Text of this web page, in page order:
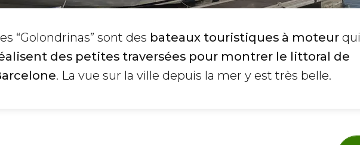
“Golondrinas” sont des bateaux touristiques à moteur qui
des petites traversées pour montrer le littoral de
. La vue sur la ville depuis la mer y est très belle.